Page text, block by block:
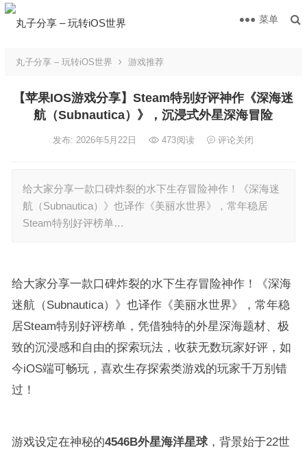
菜单
丸子分享 – 玩转iOS世界 游戏推荐
【苹果IOS游戏分享】Steam特别好评神作《深海迷
航（Subnautica）》，沉浸式外星深海冒险
发布: 2026年5月22日 473阅读 评论关闭
给大家分享一款口碑炸裂的水下生存冒险神作！《深海迷
航（Subnautica）》也译作《美丽水世界》，常年稳居
Steam特别好评榜单…
给大家分享一款口碑炸裂的水下生存冒险神作！《深海
迷航（Subnautica）》也译作《美丽水世界》，常年稳
居Steam特别好评榜单，凭借独特的外星深海题材、极
致的沉浸感和自由的探索玩法，收获无数玩家好评，如
今iOS端可畅玩，喜欢生存探索类游戏的玩家千万别错
过！
游戏设定在神秘的4546B外星海洋星球，背景始于22世